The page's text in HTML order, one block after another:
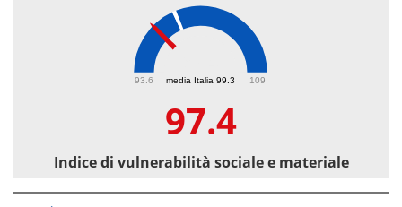
media Italia 99.3
93.6 109
97.4
Indice di vulnerabilità sociale e materiale